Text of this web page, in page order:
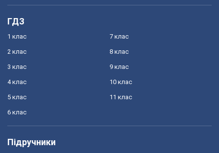
ГДЗ
1 клас
2 клас
3 клас
4 клас
5 клас
6 клас
7 клас
8 клас
9 клас
10 клас
11 клас
Підручники